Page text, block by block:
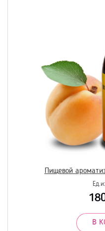
Пищевой
В